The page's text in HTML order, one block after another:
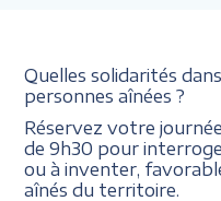
Quelles solidarités
personnes aînées ?
Réservez votre
de 9h30 pour
ou à inventer,
aînés du territoire.